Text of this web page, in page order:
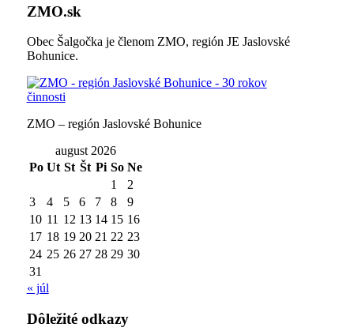
ZMO.sk
Obec Šalgočka je členom ZMO, región JE Jaslovské
Bohunice.
ZMO – región Jaslovské Bohunice
august 2026
Po Ut St Št Pi So Ne
1
2
3
4 5 6 7 8
9
10 11 12 13 14 15 16
17 18 19 20 21 22 23
24 25 26 27 28 29 30
31
« júl
Dôležité odkazy